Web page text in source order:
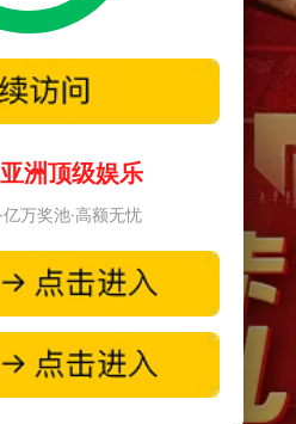
洲顶级娱乐
万奖池·高额无忧